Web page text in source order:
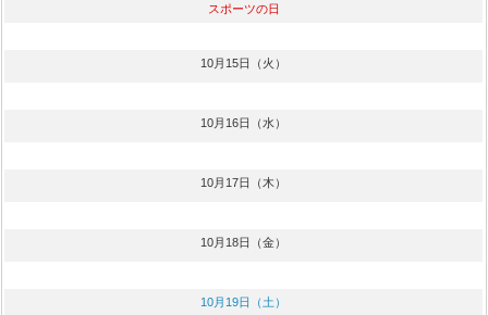
スポーツの日
10月15日（火）
10月16日（水）
10月17日（木）
10月18日（金）
10月19日（土）